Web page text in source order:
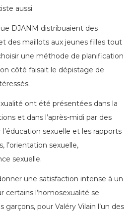
aussi.
DJANM distribuaient des
des maillots aux jeunes filles tout
une méthode de planification
côté faisait le dépistage de
ont été présentées dans la
et dans l’après-midi par des
sexuelle et les rapports
l’orientation sexuelle,
sexuelle.
une satisfaction intense à un
certains l’homosexualité se
pour Valéry Vilain l’un des